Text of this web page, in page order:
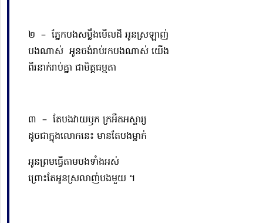
២ – ភ្នែកបងសម្លឹងមើលដី អូនស្រឡាញ់
បងណាស់ អូនចង់រាប់រកបងណាស់ យើង
ពីរនាក់រាប់គ្នា ជាមិត្តធម្មតា
៣ – តែបងវាយឫក ក្រអឺតអស្ចារ្យ
ដូចជាក្នុងលោកនេះ មានតែបងម្នាក់
អូនព្រមធ្វើតាមបងទាំងអស់
ព្រោះតែអូនស្រលាញ់បងមួយ ។